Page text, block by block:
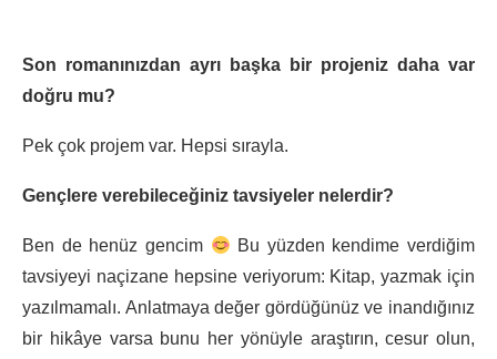
Son romanınızdan ayrı başka bir projeniz daha var
doğru mu?
Pek çok projem var. Hepsi sırayla.
Gençlere verebileceğiniz tavsiyeler nelerdir?
Ben de henüz gencim
Bu yüzden kendime verdiğim
tavsiyeyi naçizane hepsine veriyorum: Kitap, yazmak için
yazılmamalı. Anlatmaya değer gördüğünüz ve inandığınız
bir hikâye varsa bunu her yönüyle araştırın, cesur olun,